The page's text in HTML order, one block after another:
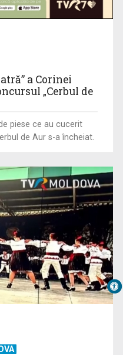
a Corinei
„Cerbul de
piese ce au cucerit
de Aur s-a încheiat.